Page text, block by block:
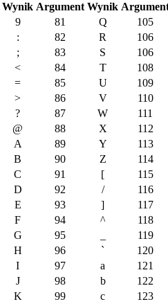
Wynik Argument Wynik
9 81 Q
105
: 82 R
106
; 83 S
106
< 84 T
108
= 85 U
109
> 86 V
110
? 87 W
111
@ 88 X
112
A 89 Y
113
B 90 Z
114
C 91 [
115
D 92 /
116
E 93 ]
117
F 94 ^
118
G 95
119
H 96 `
120
I 97 a
121
J 98 b
122
K 99 c
123